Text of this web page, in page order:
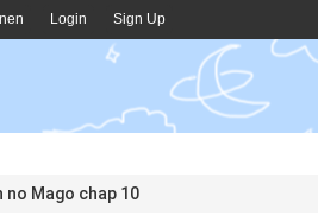
Login Sign Up
no Mago chap 10